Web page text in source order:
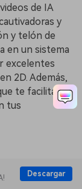
Descargar
de IA
y
y telón de
en un sistema
excelentes
2D. Además,
te facilita la
tus
con
simplemente